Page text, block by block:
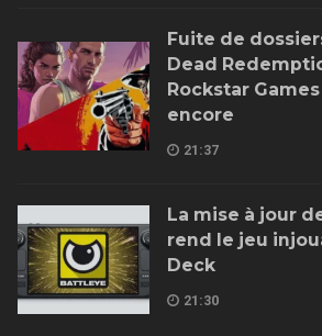
Fuite de
Dead
Rockstar
encore
21:37
La mise à jour
rend le jeu
Deck
21:30